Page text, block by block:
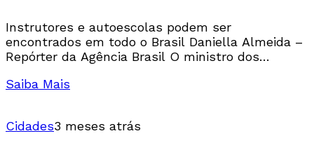
Instrutores e autoescolas podem ser
encontrados em todo o Brasil Daniella Almeida –
Repórter da Agência Brasil O ministro dos
quarta-feira (6), a Nova Jornada do
Saiba Mais
Cidades3 meses atrás